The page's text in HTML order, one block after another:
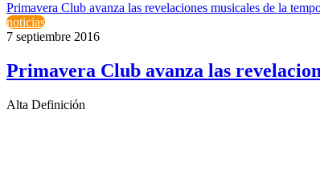
Primavera Club avanza las revelaciones musicales de la
noticias
7 septiembre 2016
Primavera Club avanza las
Alta Definición